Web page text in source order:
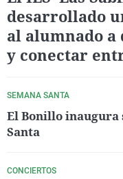
desarrollado
al alumnado
y conectar
SEMANA SANTA
El Bonillo inaugura
Santa
CONCIERTOS